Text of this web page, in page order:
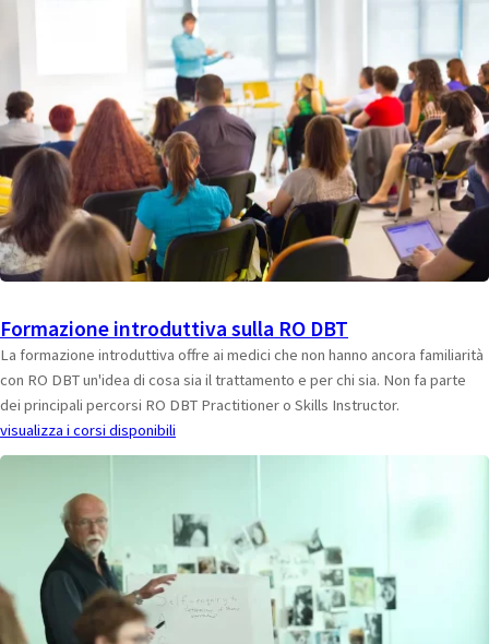
Formazione introduttiva sulla RO DBT
La formazione introduttiva offre ai medici che non hanno ancora familiarità
con RO DBT un'idea di cosa sia il trattamento e per chi sia. Non fa parte
dei principali percorsi RO DBT Practitioner o Skills Instructor.
visualizza i corsi disponibili